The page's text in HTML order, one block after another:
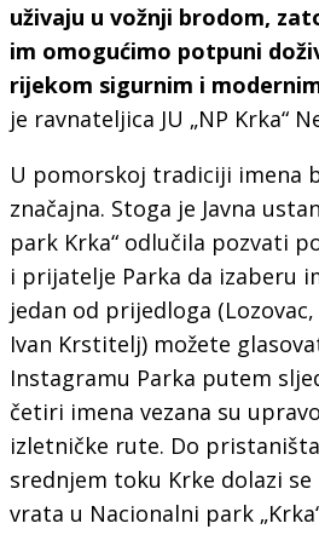
uživaju u vožnji brodom,
im omogućimo potpuni
rijekom sigurnim i
je ravnateljica JU „NP Krka“
U pomorskoj tradiciji imena
značajna. Stoga je Javna
park Krka“ odlučila pozvati
i prijatelje Parka da izaberu
jedan od prijedloga
Ivan Krstitelj) možete
Instagramu Parka putem
četiri imena vezana su
izletničke rute. Do
srednjem toku Krke dolazi
vrata u Nacionalni park